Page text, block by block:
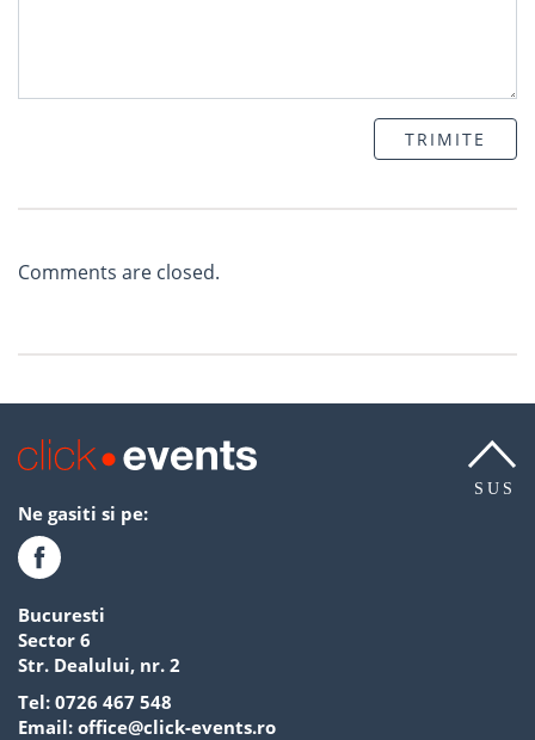
TRIMITE
Comments are closed.
SUS
Ne gasiti si pe:
Bucuresti
Sector 6
Str. Dealului, nr. 2
Tel: 0726 467 548
Email: office@click-events.ro